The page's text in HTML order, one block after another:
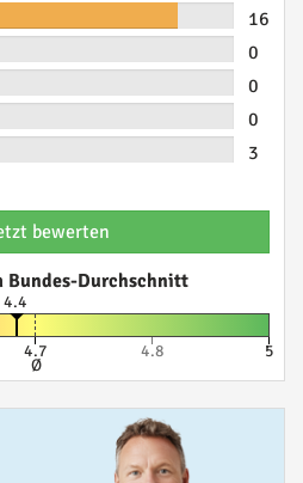
16
0
0
0
3
bewerten
Bundes-Durchschnitt
4.4
4.7
Ø
4.8 5